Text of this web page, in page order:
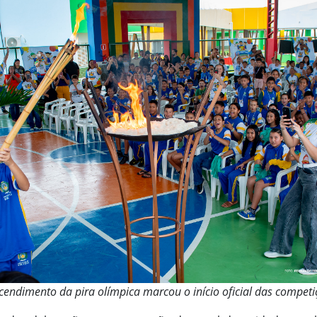
da pira olímpica marcou o início oficial das